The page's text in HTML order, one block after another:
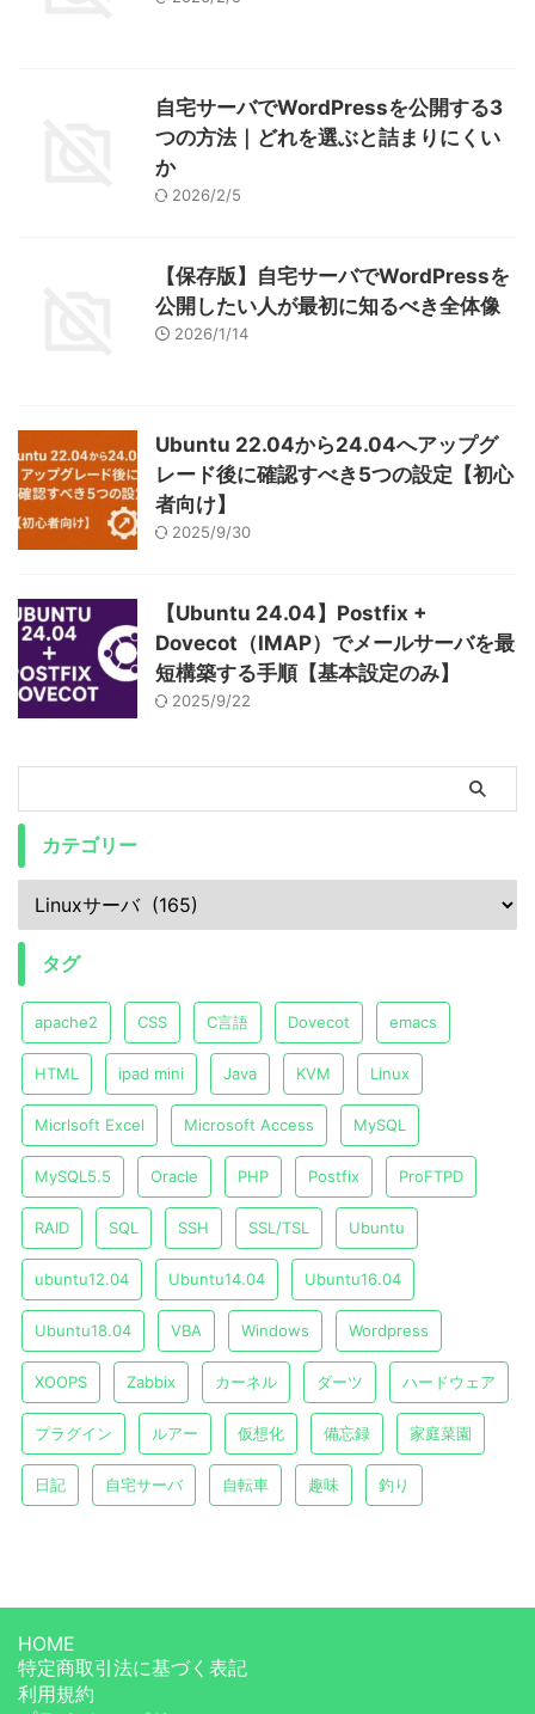
自宅サーバでWordPressを公開する3
つの方法｜どれを選ぶと詰まりにくい
か
2026/2/5
【保存版】自宅サーバでWordPressを
公開したい人が最初に知るべき全体像
2026/1/14
Ubuntu 22.04から24.04へアップグ
レード後に確認すべき5つの設定【初心
者向け】
2025/9/30
【Ubuntu 24.04】Postfix +
Dovecot（IMAP）でメールサーバを最
短構築する手順【基本設定のみ】
2025/9/22
カテゴリー
タグ
apache2 CSS C言語 Dovecot emacs
HTML ipad mini Java KVM Linux
Micrlsoft Excel Microsoft Access MySQL
MySQL5.5 Oracle PHP Postfix ProFTPD
RAID SQL SSH SSL/TSL Ubuntu
ubuntu12.04 Ubuntu14.04 Ubuntu16.04
Ubuntu18.04 VBA Windows Wordpress
XOOPS Zabbix カーネル ダーツ ハードウェア
プラグイン ルアー 仮想化 備忘録 家庭菜園
日記 自宅サーバ 自転車 趣味 釣り
HOME
特定商取引法に基づく表記
利用規約